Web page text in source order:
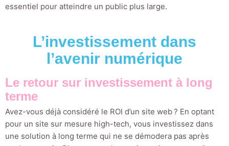
essentiel pour atteindre un public plus large.
L’investissement dans
l’avenir numérique
Le retour sur investissement à long
terme
Avez-vous déjà considéré le ROI d’un site web ? En optant
pour un site sur mesure high-tech, vous investissez dans
une solution à long terme qui ne se démodera pas après